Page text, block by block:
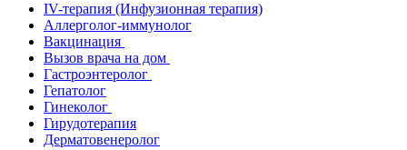
IV-терапия (Инфузионная терапия)
Аллерголог-иммунолог
Вакцинация
Вызов врача на дом
Гастроэнтеролог
Гепатолог
Гинеколог
Гирудотерапия
Дерматовенеролог